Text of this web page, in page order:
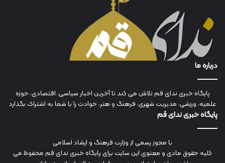
درباره ما
پایگاه خبری ندای قم تلاش می کند تا آخرین اخبار سیاسی، اقتصادی، حوزه
علمیه، ورزشی، مدیریت شهری، فرهنگ و هنر، حوادث را با شما به اشتراک بگذارد
پایگاه خبری ندای قم
با مجوز رسمی از وزارت فرهنگ و ارشاد اسلامی
کلیه حقوق مادی و معنوی این سایت برای پایگاه خبری ندای قم محفوظ می